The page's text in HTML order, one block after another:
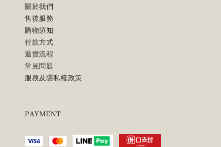
關於我們
售後服務
購物須知
付款方式
退貨流程
常見問題
服務及隱私權政策
PAYMENT